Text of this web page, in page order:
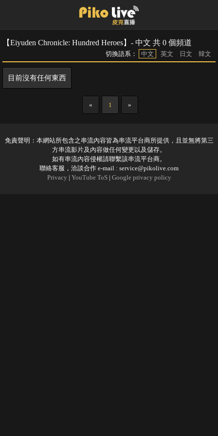
【Eiyuden Chronicle: Hundred Heroes】- 中文 共 0 個頻道
切換語系： 中文 英文 日文 韓文
目前沒有任何東西
« 1 »
免責聲明：本網站所包含之串流內容皆為串流平台商所提供，且並無將第三
方串流影片及內容做任何變更以及儲存。
如有串流內容侵權請聯繫該串流平台商。
聯絡客服，洽談合作 e-mail : service@pikolive.com
Privacy | YouTube ToS| Google privacy policy